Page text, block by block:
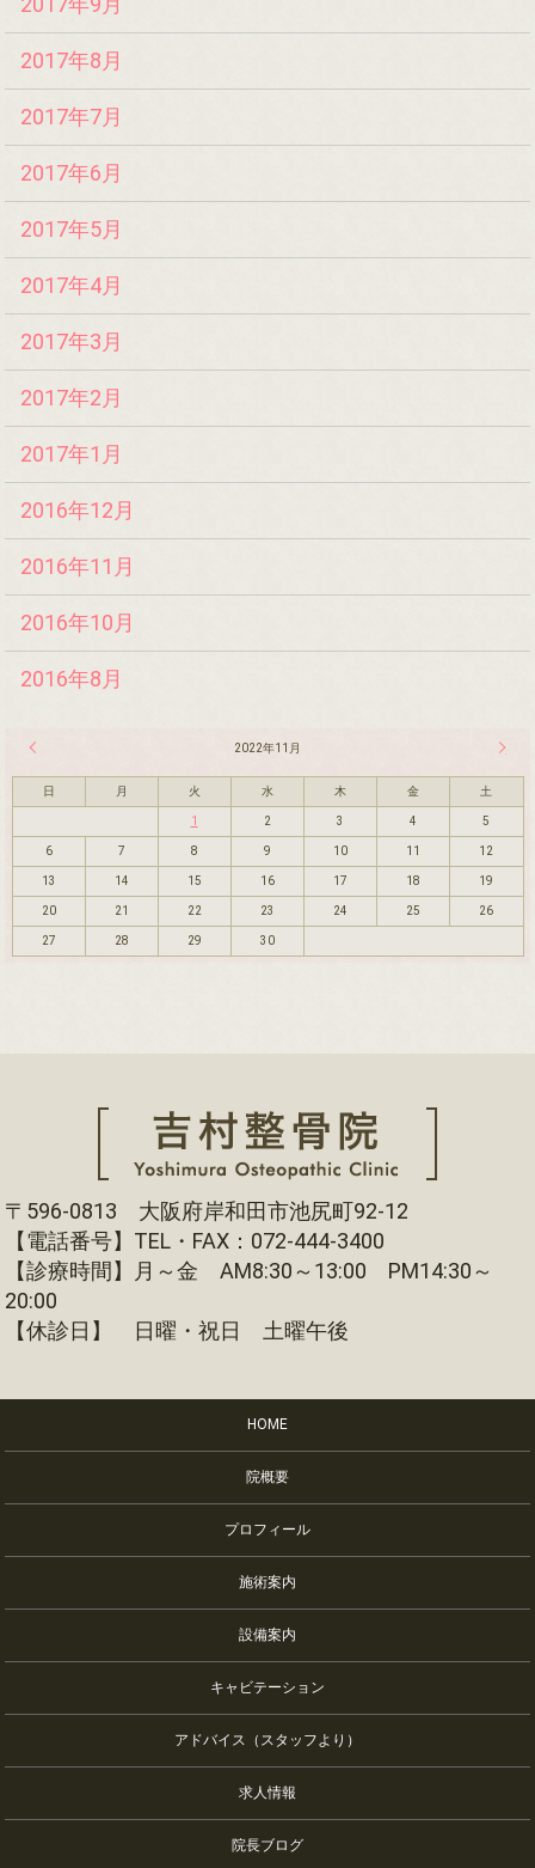
2017年8月
2017年7月
2017年6月
2017年5月
2017年4月
2017年3月
2017年2月
2017年1月
2016年12月
2016年11月
2016年10月
2016年8月
2022年11月
日 月 火 水 木 金 土
1 2 3 4 5
6 7 8 9 10 11 12
13 14 15 16 17 18 19
20 21 22 23 24 25 26
27 28 29 30
〒596-0813 大阪府岸和田市池尻町92-12
【電話番号】TEL・FAX：072-444-3400
【診療時間】月～金 AM8:30～13:00 PM14:30～
20:00
【休診日】 日曜・祝日 土曜午後
HOME
院概要
プロフィール
施術案内
設備案内
キャビテーション
アドバイス（スタッフより）
求人情報
院長ブログ